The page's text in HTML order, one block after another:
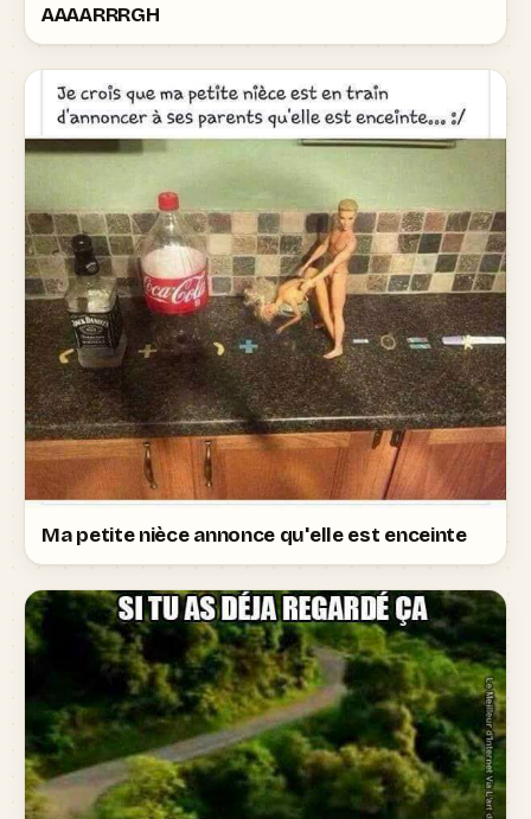
AAAARRRGH
Ma petite nièce annonce qu'elle est enceinte